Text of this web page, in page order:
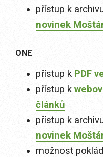
přístup k
novinek
ONE
přístup k PDF
přístup k
článků
přístup k
novinek
možnost